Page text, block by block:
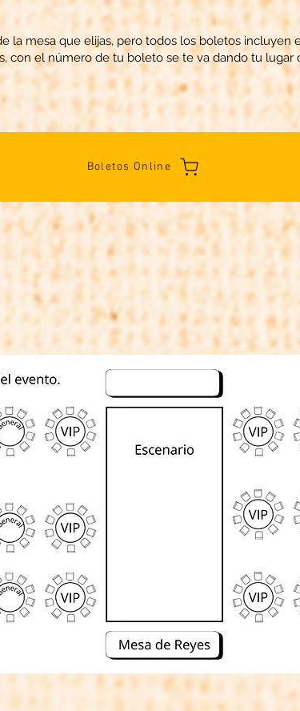
la mesa que elijas, pero todos los boletos incluyen
con el número de tu boleto se te va dando tu lugar
Boletos Online